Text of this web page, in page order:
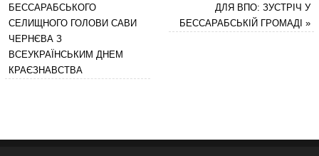
БЕССАРАБСЬКОГО
СЕЛИЩНОГО ГОЛОВИ САВИ
ЧЕРНЄВА З
ВСЕУКРАЇНСЬКИМ ДНЕМ
КРАЄЗНАВСТВА
ДЛЯ ВПО: ЗУСТРІЧ У
БЕССАРАБСЬКІЙ ГРОМАДІ»